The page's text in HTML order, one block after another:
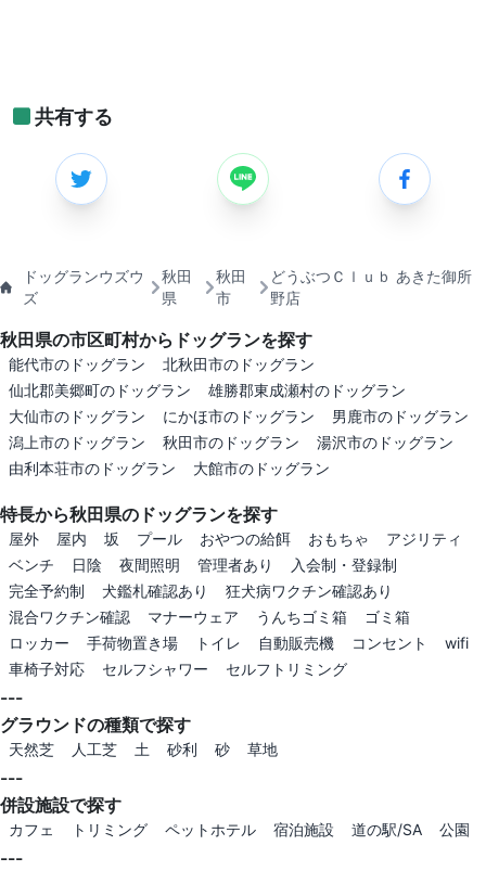
共有する
ドッグランウズウ
ズ
秋田
県
秋田
市
どうぶつＣｌｕｂ あきた御所
野店
秋田県の市区町村からドッグランを探す
能代市のドッグラン
北秋田市のドッグラン
仙北郡美郷町のドッグラン
雄勝郡東成瀬村のドッグラン
大仙市のドッグラン
にかほ市のドッグラン
男鹿市のドッグラン
潟上市のドッグラン
秋田市のドッグラン
湯沢市のドッグラン
由利本荘市のドッグラン
大館市のドッグラン
特長から秋田県のドッグランを探す
屋外 屋内 坂 プール おやつの給餌 おもちゃ
アジリティ
ベンチ
日陰 夜間照明 管理者あり
入会制・登録制
完全予約制
犬鑑札確認あり
狂犬病ワクチン確認あり
混合ワクチン確認
マナーウェア うんちゴミ箱
ゴミ箱
ロッカー
手荷物置き場 トイレ 自動販売機 コンセント
wifi
車椅子対応
セルフシャワー セルフトリミング
---
グラウンドの種類で探す
天然芝 人工芝 土 砂利 砂 草地
---
併設施設で探す
カフェ トリミング ペットホテル 宿泊施設 道の駅/SA 公園
---